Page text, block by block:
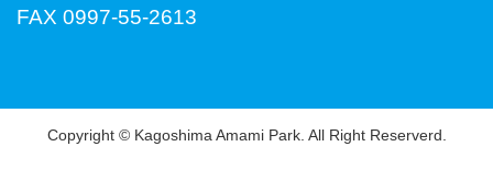
FAX 0997-55-2613
Copyright © Kagoshima Amami Park. All Right Reserverd.